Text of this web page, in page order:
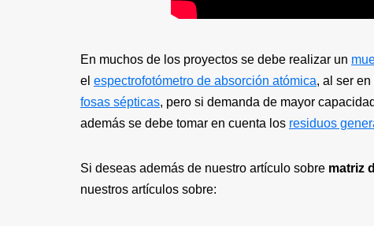
En muchos de los proyectos se debe realizar un
el espectrofotómetro de absorción atómica, al ser
fosas sépticas, pero si demanda de mayor
además se debe tomar en cuenta los residuos
Si deseas además de nuestro artículo sobre matriz
nuestros artículos sobre: